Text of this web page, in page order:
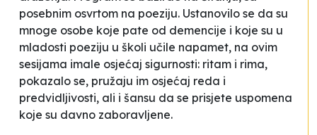
posebnim osvrtom na poeziju. Ustanovilo se da su
mnoge osobe koje pate od demencije i koje su u
mladosti poeziju u školi učile napamet, na ovim
sesijama imale osjećaj sigurnosti: ritam i rima,
pokazalo se, pružaju im osjećaj reda i
predvidljivosti, ali i šansu da se prisjete uspomena
koje su davno zaboravljene.